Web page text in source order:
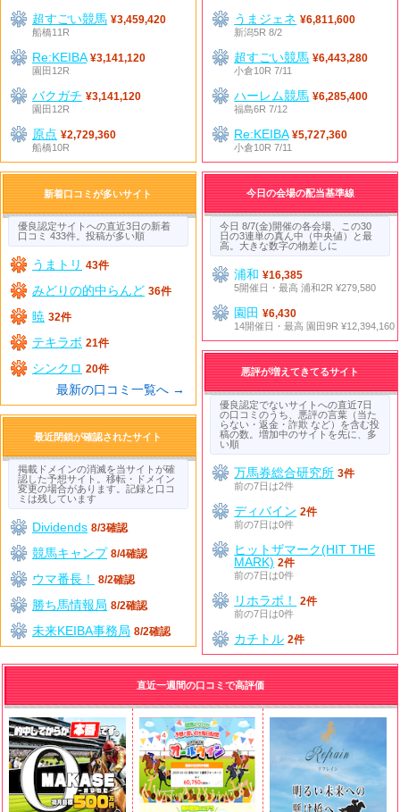
超すごい競馬 ¥3,459,420
船橋11R
Re:KEIBA ¥3,141,120
園田12R
バクガチ ¥3,141,120
園田12R
原点 ¥2,729,360
船橋10R
うまジェネ ¥6,811,600
新潟5R 8/2
超すごい競馬 ¥6,443,280
小倉10R 7/11
ハーレム競馬 ¥6,285,400
福島6R 7/12
Re:KEIBA ¥5,727,360
小倉10R 7/11
新着口コミが多いサイト
優良認定サイトへの直近3日の新着
口コミ 433件。投稿が多い順
うまトリ 43件
みどりの的中らんど 36件
暁 32件
テキラボ 21件
シンクロ 20件
最新の口コミ一覧へ →
今日の会場の配当基準線
今日 8/7(金)開催の各会場、この30
日の3連単の真ん中（中央値）と最
高。大きな数字の物差しに
浦和¥16,385
5開催日・最高 浦和2R ¥279,580
園田¥6,430
14開催日・最高 園田9R ¥12,394,160
悪評が増えてきてるサイト
優良認定でないサイトへの直近7日
の口コミのうち、悪評の言葉（当た
らない・返金・詐欺 など）を含む投
稿の数。増加中のサイトを先に、多
い順
万馬券総合研究所 3件
前の7日は2件
ディバイン 2件
前の7日は0件
ヒットザマーク(HIT THE
MARK) 2件
前の7日は0件
リホラボ！
2件
前の7日は0件
カチトル 2件
最近閉鎖が確認されたサイト
掲載ドメインの消滅を当サイトが確
認した予想サイト。移転・ドメイン
変更の場合があります。記録と口コ
ミは残しています
Dividends 8/3確認
競馬キャンプ 8/4確認
ウマ番長！ 8/2確認
勝ち馬情報局 8/2確認
未来KEIBA事務局 8/2確認
直近一週間の口コミで高評価